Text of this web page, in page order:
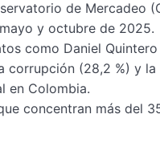
de Mercadeo
y octubre de 2025.
como Daniel
corrupción (28,2 %) y la
en Colombia.
concentran más del